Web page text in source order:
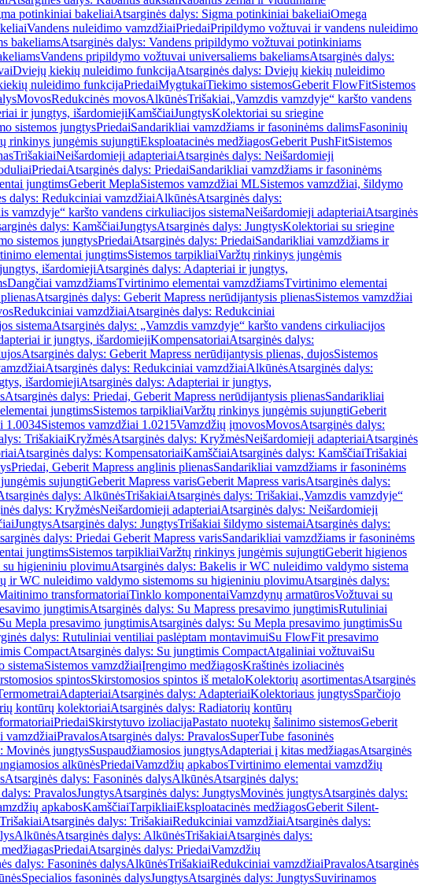
potinkiniai bakeliaiAtsarginės dalys: Sigma potinkiniai bakeliaiOmega
Vandens nuleidimo vamzdžiaiPriedaiPripildymo vožtuvai ir vandens nuleidimo
bakeliamsAtsarginės dalys: Vandens pripildymo vožtuvai potinkiniams
Vandens pripildymo vožtuvai universaliems bakeliamsAtsarginės dalys:
Dviejų kiekių nuleidimo funkcijaAtsarginės dalys: Dviejų kiekių nuleidimo
nuleidimo funkcijaPriedaiMygtukaiTiekimo sistemosGeberit FlowFitSistemos
MovosRedukcinės movosAlkūnėsTrišakiai„Vamzdis vamzdyje“ karšto vandens
ir jungtys, išardomiejiKamščiaiJungtysKolektoriai su sriegine
sistemos jungtysPriedaiSandarikliai vamzdžiams ir fasoninėms dalimsFasoninių
rinkinys jungėmis sujungtiEksploatacinės medžiagosGeberit PushFitSistemos
TrišakiaiNeišardomieji adapteriaiAtsarginės dalys: Neišardomieji
PriedaiAtsarginės dalys: PriedaiSandarikliai vamzdžiams ir fasoninėms
jungtimsGeberit MeplaSistemos vamzdžiai MLSistemos vamzdžiai, šildymo
dalys: Redukciniai vamzdžiaiAlkūnėsAtsarginės dalys:
vamzdyje“ karšto vandens cirkuliacijos sistemaNeišardomieji adapteriaiAtsarginės
dalys: KamščiaiJungtysAtsarginės dalys: JungtysKolektoriai su sriegine
sistemos jungtysPriedaiAtsarginės dalys: PriedaiSandarikliai vamzdžiams ir
elementai jungtimsSistemos tarpikliaiVaržtų rinkinys jungėmis
išardomiejiAtsarginės dalys: Adapteriai ir jungtys,
Dangčiai vamzdžiamsTvirtinimo elementai vamzdžiamsTvirtinimo elementai
Atsarginės dalys: Geberit Mapress nerūdijantysis plienasSistemos vamzdžiai
Redukciniai vamzdžiaiAtsarginės dalys: Redukciniai
sistemaAtsarginės dalys: „Vamzdis vamzdyje“ karšto vandens cirkuliacijos
ir jungtys, išardomiejiKompensatoriaiAtsarginės dalys:
Atsarginės dalys: Geberit Mapress nerūdijantysis plienas, dujosSistemos
Atsarginės dalys: Redukciniai vamzdžiaiAlkūnėsAtsarginės dalys:
išardomiejiAtsarginės dalys: Adapteriai ir jungtys,
Atsarginės dalys: Priedai, Geberit Mapress nerūdijantysis plienasSandarikliai
jungtimsSistemos tarpikliaiVaržtų rinkinys jungėmis sujungtiGeberit
1.0034Sistemos vamzdžiai 1.0215Vamzdžių įmovosMovosAtsarginės dalys:
TrišakiaiKryžmėsAtsarginės dalys: KryžmėsNeišardomieji adapteriaiAtsarginės
Atsarginės dalys: KompensatoriaiKamščiaiAtsarginės dalys: KamščiaiTrišakiai
Priedai, Geberit Mapress anglinis plienasSandarikliai vamzdžiams ir fasoninėms
sujungtiGeberit Mapress varisGeberit Mapress varisAtsarginės dalys:
dalys: AlkūnėsTrišakiaiAtsarginės dalys: Trišakiai„Vamzdis vamzdyje“
dalys: KryžmėsNeišardomieji adapteriaiAtsarginės dalys: Neišardomieji
JungtysAtsarginės dalys: JungtysTrišakiai šildymo sistemaiAtsarginės dalys:
dalys: Priedai Geberit Mapress varisSandarikliai vamzdžiams ir fasoninėms
jungtimsSistemos tarpikliaiVaržtų rinkinys jungėmis sujungtiGeberit higienos
higieniniu plovimuAtsarginės dalys: Bakelis ir WC nuleidimo valdymo sistema
ir WC nuleidimo valdymo sistemoms su higieniniu plovimuAtsarginės dalys:
transformatoriaiTinklo komponentaiVamzdynų armatūrosVožtuvai su
jungtimisAtsarginės dalys: Su Mapress presavimo jungtimisRutuliniai
Su Mepla presavimo jungtimisAtsarginės dalys: Su Mepla presavimo jungtimisSu
dalys: Rutuliniai ventiliai paslėptam montavimuiSu FlowFit presavimo
CompactAtsarginės dalys: Su jungtimis CompactAtgaliniai vožtuvaiSu
sistemaSistemos vamzdžiaiĮrengimo medžiagosKraštinės izoliacinės
spintosSkirstomosios spintos iš metaloKolektorių asortimentasAtsarginės
AdapteriaiAtsarginės dalys: AdapteriaiKolektoriaus jungtysSparčiojo
kontūrų kolektoriaiAtsarginės dalys: Radiatorių kontūrų
PriedaiSkirstytuvo izoliacijaPastato nuotekų šalinimo sistemosGeberit
vamzdžiaiPravalosAtsarginės dalys: PravalosSuperTube fasoninės
Movinės jungtysSuspaudžiamosios jungtysAdapteriai į kitas medžiagasAtsarginės
alkūnėsPriedaiVamzdžių apkabosTvirtinimo elementai vamzdžių
Atsarginės dalys: Fasoninės dalysAlkūnėsAtsarginės dalys:
PravalosJungtysAtsarginės dalys: JungtysMovinės jungtysAtsarginės dalys:
apkabosKamščiaiTarpikliaiEksploatacinės medžiagosGeberit Silent-
TrišakiaiAtsarginės dalys: TrišakiaiRedukciniai vamzdžiaiAtsarginės dalys:
AlkūnėsAtsarginės dalys: AlkūnėsTrišakiaiAtsarginės dalys:
PriedaiAtsarginės dalys: PriedaiVamzdžių
dalys: Fasoninės dalysAlkūnėsTrišakiaiRedukciniai vamzdžiaiPravalosAtsarginės
Specialios fasoninės dalysJungtysAtsarginės dalys: JungtysSuvirinamos